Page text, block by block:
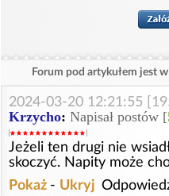
Forum pod artykułem jest
2024-03-20 12:21:55
Krzycho: Napisał postów [
Jeżeli ten drugi nie
skoczyć. Napity może
Pokaż - Ukryj